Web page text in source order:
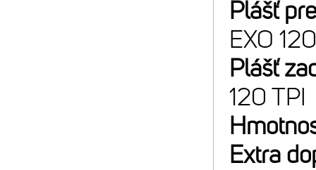
Plášť
EXO
Plášť
120 TPI
Extra